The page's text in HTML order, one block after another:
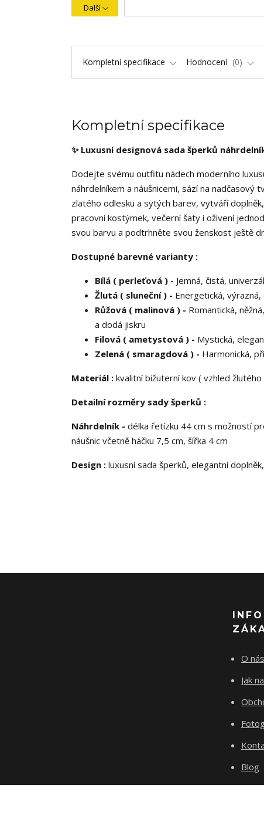
Další
Kompletní specifikace Hodnocení 0
Kompletní specifikace
✨ Luxusní designová sada šperků
Dodejte svému outfitu nádech moderního
náhrdelníkem a náušnicemi, sází na
zlatého odlesku a sytých barev, vytváří
pracovní kostýmek, večerní šaty i oživení
svou barvu a podtrhněte svou ženskost ještě
Dostupné barevné varianty :
Bílá ( perleťová ) - Jemná, čistá,
Žlutá ( sluneční ) - Energetická,
Růžová ( malinová ) - Romantická,
a dodá jiskru
Filová ( ametystová ) - Mystická,
Zelená ( smaragdová ) - Harmonická,
Materiál : kvalitní bižuterní kov ( vzhled
Detailní rozměry sady šperků :
Náhrdelník - délka řetízku 44 cm s možností
náušnic včetně háčku 7,5 cm, šířka 4 cm
Design : luxusní sada šperků, elegantní
O nás
Jak
Blog